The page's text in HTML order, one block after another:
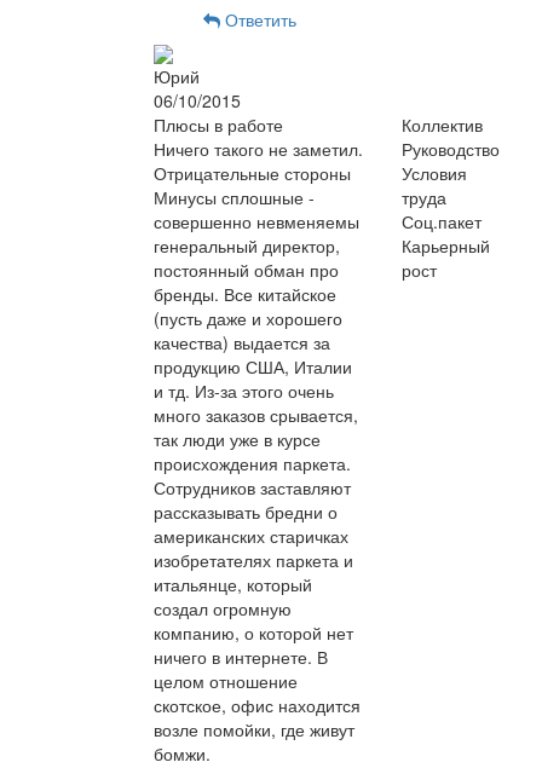
Ответить
Юрий
06/10/2015
Плюсы в работе
Ничего такого не заметил.
Отрицательные стороны
Минусы сплошные -
совершенно невменяемы
генеральный директор,
постоянный обман про
бренды. Все китайское
(пусть даже и хорошего
качества) выдается за
продукцию США, Италии
и тд. Из-за этого очень
много заказов срывается,
так люди уже в курсе
происхождения паркета.
Сотрудников заставляют
рассказывать бредни о
американских старичках
изобретателях паркета и
итальянце, который
создал огромную
компанию, о которой нет
ничего в интернете. В
целом отношение
скотское, офис находится
возле помойки, где живут
бомжи.
Коллектив
Руководство
Условия
труда
Соц.пакет
Карьерный
рост